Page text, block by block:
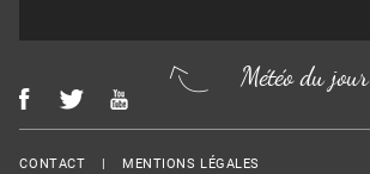
Météo du jour
Menu Footer
CONTACT MENTIONS LÉGALES